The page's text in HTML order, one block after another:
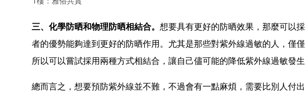
三、化學防晒和物理防晒相結合。 想要具有更好的防晒效果，那麼可以
者的優勢能夠達到更好的防晒作用。尤其是那些對紫外線過敏的人，僅
所以可以嘗試採用兩種方式相結合，讓自己儘可能的降低紫外線過敏發生
總而言之，想要預防紫外線並不難，不過會有一點麻煩，需要比別人付